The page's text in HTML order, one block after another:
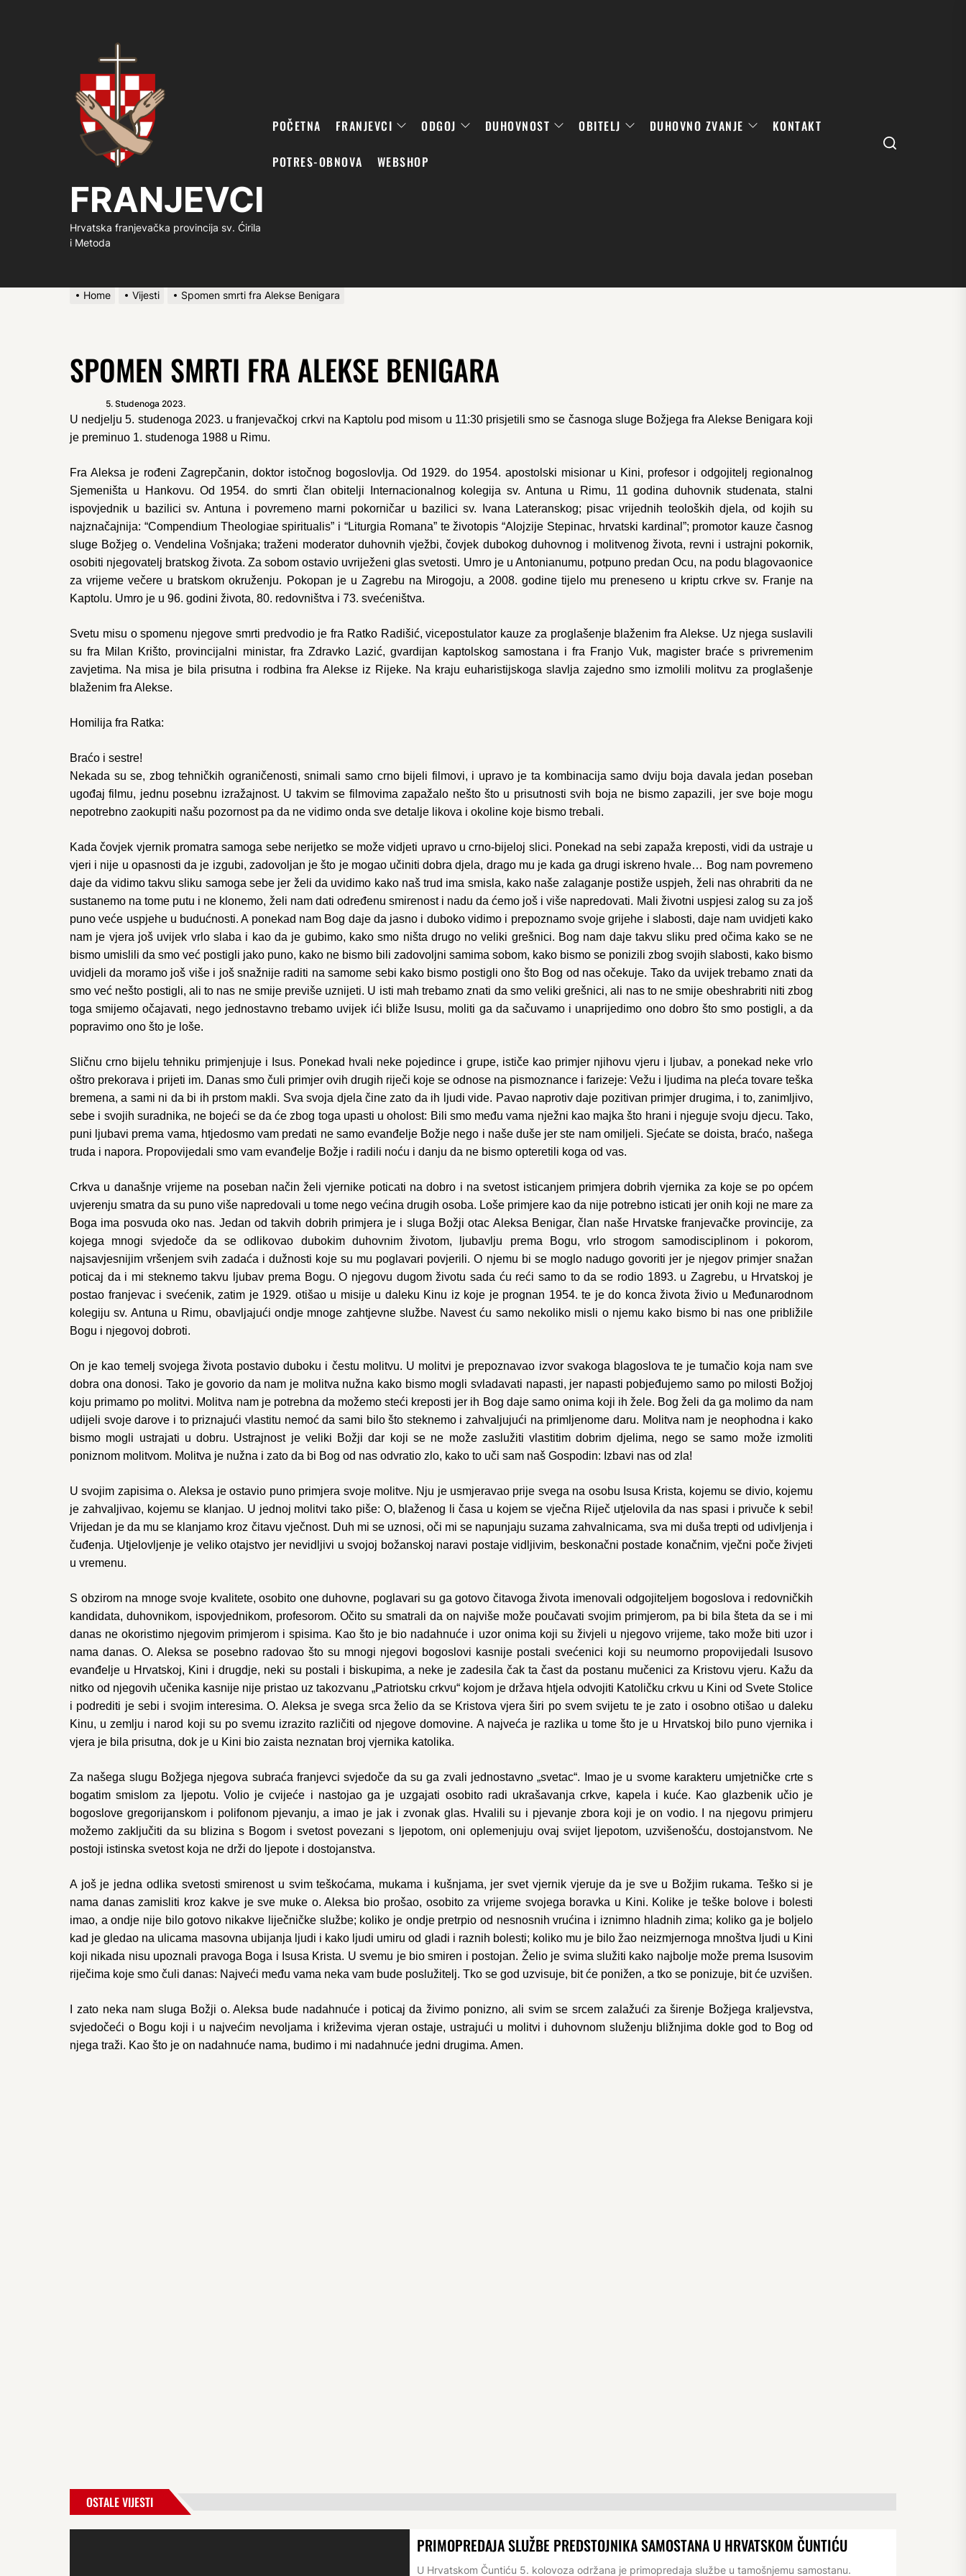
FRANJEVCI
Hrvatska franjevačka provincija sv. Ćirila
i Metoda
POČETNA FRANJEVCI ODGOJ DUHOVNOST OBITELJ DUHOVNO ZVANJE KONTAKT
POTRES-OBNOVA WEBSHOP
Search
Home Vijesti Spomen smrti fra Alekse Benigara
SPOMEN SMRTI FRA ALEKSE BENIGARA
5. Studenoga 2023.
U nedjelju 5. studenoga 2023. u franjevačkoj crkvi na Kaptolu pod misom u 11:30 prisjetili smo se časnoga sluge Božjega fra Alekse Benigara koji
je preminuo 1. studenoga 1988 u Rimu.
Fra Aleksa je rođeni Zagrepčanin, doktor istočnog bogoslovlja. Od 1929. do 1954. apostolski misionar u Kini, profesor i odgojitelj regionalnog
Sjemeništa u Hankovu. Od 1954. do smrti član obitelji Internacionalnog kolegija sv. Antuna u Rimu, 11 godina duhovnik studenata, stalni
ispovjednik u bazilici sv. Antuna i povremeno marni pokorničar u bazilici sv. Ivana Lateranskog; pisac vrijednih teoloških djela, od kojih su
najznačajnija: “Compendium Theologiae spiritualis” i “Liturgia Romana” te životopis “Alojzije Stepinac, hrvatski kardinal”; promotor kauze časnog
sluge Božjeg o. Vendelina Vošnjaka; traženi moderator duhovnih vježbi, čovjek dubokog duhovnog i molitvenog života, revni i ustrajni pokornik,
osobiti njegovatelj bratskog života. Za sobom ostavio uvriježeni glas svetosti. Umro je u Antonianumu, potpuno predan Ocu, na podu blagovaonice
za vrijeme večere u bratskom okruženju. Pokopan je u Zagrebu na Mirogoju, a 2008. godine tijelo mu preneseno u kriptu crkve sv. Franje na
Kaptolu. Umro je u 96. godini života, 80. redovništva i 73. svećeništva.
Svetu misu o spomenu njegove smrti predvodio je fra Ratko Radišić, vicepostulator kauze za proglašenje blaženim fra Alekse. Uz njega suslavili
su fra Milan Krišto, provincijalni ministar, fra Zdravko Lazić, gvardijan kaptolskog samostana i fra Franjo Vuk, magister braće s privremenim
zavjetima. Na misa je bila prisutna i rodbina fra Alekse iz Rijeke. Na kraju euharistijskoga slavlja zajedno smo izmolili molitvu za proglašenje
blaženim fra Alekse.
Homilija fra Ratka:
Braćo i sestre!
Nekada su se, zbog tehničkih ograničenosti, snimali samo crno bijeli filmovi, i upravo je ta kombinacija samo dviju boja davala jedan poseban
ugođaj filmu, jednu posebnu izražajnost. U takvim se filmovima zapažalo nešto što u prisutnosti svih boja ne bismo zapazili, jer sve boje mogu
nepotrebno zaokupiti našu pozornost pa da ne vidimo onda sve detalje likova i okoline koje bismo trebali.
Kada čovjek vjernik promatra samoga sebe nerijetko se može vidjeti upravo u crno-bijeloj slici. Ponekad na sebi zapaža kreposti, vidi da ustraje u
vjeri i nije u opasnosti da je izgubi, zadovoljan je što je mogao učiniti dobra djela, drago mu je kada ga drugi iskreno hvale… Bog nam povremeno
daje da vidimo takvu sliku samoga sebe jer želi da uvidimo kako naš trud ima smisla, kako naše zalaganje postiže uspjeh, želi nas ohrabriti da ne
sustanemo na tome putu i ne klonemo, želi nam dati određenu smirenost i nadu da ćemo još i više napredovati. Mali životni uspjesi zalog su za još
puno veće uspjehe u budućnosti. A ponekad nam Bog daje da jasno i duboko vidimo i prepoznamo svoje grijehe i slabosti, daje nam uvidjeti kako
nam je vjera još uvijek vrlo slaba i kao da je gubimo, kako smo ništa drugo no veliki grešnici. Bog nam daje takvu sliku pred očima kako se ne
bismo umislili da smo već postigli jako puno, kako ne bismo bili zadovoljni samima sobom, kako bismo se ponizili zbog svojih slabosti, kako bismo
uvidjeli da moramo još više i još snažnije raditi na samome sebi kako bismo postigli ono što Bog od nas očekuje. Tako da uvijek trebamo znati da
smo već nešto postigli, ali to nas ne smije previše uznijeti. U isti mah trebamo znati da smo veliki grešnici, ali nas to ne smije obeshrabriti niti zbog
toga smijemo očajavati, nego jednostavno trebamo uvijek ići bliže Isusu, moliti ga da sačuvamo i unaprijedimo ono dobro što smo postigli, a da
popravimo ono što je loše.
Sličnu crno bijelu tehniku primjenjuje i Isus. Ponekad hvali neke pojedince i grupe, ističe kao primjer njihovu vjeru i ljubav, a ponekad neke vrlo
oštro prekorava i prijeti im. Danas smo čuli primjer ovih drugih riječi koje se odnose na pismoznance i farizeje: Vežu i ljudima na pleća tovare teška
bremena, a sami ni da bi ih prstom makli. Sva svoja djela čine zato da ih ljudi vide. Pavao naprotiv daje pozitivan primjer drugima, i to, zanimljivo,
sebe i svojih suradnika, ne bojeći se da će zbog toga upasti u oholost: Bili smo među vama nježni kao majka što hrani i njeguje svoju djecu. Tako,
puni ljubavi prema vama, htjedosmo vam predati ne samo evanđelje Božje nego i naše duše jer ste nam omiljeli. Sjećate se doista, braćo, našega
truda i napora. Propovijedali smo vam evanđelje Božje i radili noću i danju da ne bismo opteretili koga od vas.
Crkva u današnje vrijeme na poseban način želi vjernike poticati na dobro i na svetost isticanjem primjera dobrih vjernika za koje se po općem
uvjerenju smatra da su puno više napredovali u tome nego većina drugih osoba. Loše primjere kao da nije potrebno isticati jer onih koji ne mare za
Boga ima posvuda oko nas. Jedan od takvih dobrih primjera je i sluga Božji otac Aleksa Benigar, član naše Hrvatske franjevačke provincije, za
kojega mnogi svjedoče da se odlikovao dubokim duhovnim životom, ljubavlju prema Bogu, vrlo strogom samodisciplinom i pokorom,
najsavjesnijim vršenjem svih zadaća i dužnosti koje su mu poglavari povjerili. O njemu bi se moglo nadugo govoriti jer je njegov primjer snažan
poticaj da i mi steknemo takvu ljubav prema Bogu. O njegovu dugom životu sada ću reći samo to da se rodio 1893. u Zagrebu, u Hrvatskoj je
postao franjevac i svećenik, zatim je 1929. otišao u misije u daleku Kinu iz koje je prognan 1954. te je do konca života živio u Međunarodnom
kolegiju sv. Antuna u Rimu, obavljajući ondje mnoge zahtjevne službe. Navest ću samo nekoliko misli o njemu kako bismo bi nas one približile
Bogu i njegovoj dobroti.
On je kao temelj svojega života postavio duboku i čestu molitvu. U molitvi je prepoznavao izvor svakoga blagoslova te je tumačio koja nam sve
dobra ona donosi. Tako je govorio da nam je molitva nužna kako bismo mogli svladavati napasti, jer napasti pobjeđujemo samo po milosti Božjoj
koju primamo po molitvi. Molitva nam je potrebna da možemo steći kreposti jer ih Bog daje samo onima koji ih žele. Bog želi da ga molimo da nam
udijeli svoje darove i to priznajući vlastitu nemoć da sami bilo što steknemo i zahvaljujući na primljenome daru. Molitva nam je neophodna i kako
bismo mogli ustrajati u dobru. Ustrajnost je veliki Božji dar koji se ne može zaslužiti vlastitim dobrim djelima, nego se samo može izmoliti
poniznom molitvom. Molitva je nužna i zato da bi Bog od nas odvratio zlo, kako to uči sam naš Gospodin: Izbavi nas od zla!
U svojim zapisima o. Aleksa je ostavio puno primjera svoje molitve. Nju je usmjeravao prije svega na osobu Isusa Krista, kojemu se divio, kojemu
je zahvaljivao, kojemu se klanjao. U jednoj molitvi tako piše: O, blaženog li časa u kojem se vječna Riječ utjelovila da nas spasi i privuče k sebi!
Vrijedan je da mu se klanjamo kroz čitavu vječnost. Duh mi se uznosi, oči mi se napunjaju suzama zahvalnicama, sva mi duša trepti od udivljenja i
čuđenja. Utjelovljenje je veliko otajstvo jer nevidljivi u svojoj božanskoj naravi postaje vidljivim, beskonačni postade konačnim, vječni poče živjeti
u vremenu.
S obzirom na mnoge svoje kvalitete, osobito one duhovne, poglavari su ga gotovo čitavoga života imenovali odgojiteljem bogoslova i redovničkih
kandidata, duhovnikom, ispovjednikom, profesorom. Očito su smatrali da on najviše može poučavati svojim primjerom, pa bi bila šteta da se i mi
danas ne okoristimo njegovim primjerom i spisima. Kao što je bio nadahnuće i uzor onima koji su živjeli u njegovo vrijeme, tako može biti uzor i
nama danas. O. Aleksa se posebno radovao što su mnogi njegovi bogoslovi kasnije postali svećenici koji su neumorno propovijedali Isusovo
evanđelje u Hrvatskoj, Kini i drugdje, neki su postali i biskupima, a neke je zadesila čak ta čast da postanu mučenici za Kristovu vjeru. Kažu da
nitko od njegovih učenika kasnije nije pristao uz takozvanu „Patriotsku crkvu“ kojom je država htjela odvojiti Katoličku crkvu u Kini od Svete Stolice
i podrediti je sebi i svojim interesima. O. Aleksa je svega srca želio da se Kristova vjera širi po svem svijetu te je zato i osobno otišao u daleku
Kinu, u zemlju i narod koji su po svemu izrazito različiti od njegove domovine. A najveća je razlika u tome što je u Hrvatskoj bilo puno vjernika i
vjera je bila prisutna, dok je u Kini bio zaista neznatan broj vjernika katolika.
Za našega slugu Božjega njegova subraća franjevci svjedoče da su ga zvali jednostavno „svetac“. Imao je u svome karakteru umjetničke crte s
bogatim smislom za ljepotu. Volio je cvijeće i nastojao ga je uzgajati osobito radi ukrašavanja crkve, kapela i kuće. Kao glazbenik učio je
bogoslove gregorijanskom i polifonom pjevanju, a imao je jak i zvonak glas. Hvalili su i pjevanje zbora koji je on vodio. I na njegovu primjeru
možemo zaključiti da su blizina s Bogom i svetost povezani s ljepotom, oni oplemenjuju ovaj svijet ljepotom, uzvišenošću, dostojanstvom. Ne
postoji istinska svetost koja ne drži do ljepote i dostojanstva.
A još je jedna odlika svetosti smirenost u svim teškoćama, mukama i kušnjama, jer svet vjernik vjeruje da je sve u Božjim rukama. Teško si je
nama danas zamisliti kroz kakve je sve muke o. Aleksa bio prošao, osobito za vrijeme svojega boravka u Kini. Kolike je teške bolove i bolesti
imao, a ondje nije bilo gotovo nikakve liječničke službe; koliko je ondje pretrpio od nesnosnih vrućina i iznimno hladnih zima; koliko ga je boljelo
kad je gledao na ulicama masovna ubijanja ljudi i kako ljudi umiru od gladi i raznih bolesti; koliko mu je bilo žao neizmjernoga mnoštva ljudi u Kini
koji nikada nisu upoznali pravoga Boga i Isusa Krista. U svemu je bio smiren i postojan. Želio je svima služiti kako najbolje može prema Isusovim
riječima koje smo čuli danas: Najveći među vama neka vam bude poslužitelj. Tko se god uzvisuje, bit će ponižen, a tko se ponizuje, bit će uzvišen.
I zato neka nam sluga Božji o. Aleksa bude nadahnuće i poticaj da živimo ponizno, ali svim se srcem zalažući za širenje Božjega kraljevstva,
svjedočeći o Bogu koji i u najvećim nevoljama i križevima vjeran ostaje, ustrajući u molitvi i duhovnom služenju bližnjima dokle god to Bog od
njega traži. Kao što je on nadahnuće nama, budimo i mi nadahnuće jedni drugima. Amen.
OSTALE VIJESTI
PRIMOPREDAJA SLUŽBE PREDSTOJNIKA SAMOSTANA U HRVATSKOM ČUNTIĆU
U Hrvatskom Čuntiću 5. kolovoza održana je primopredaja službe u tamošnjemu samostanu.